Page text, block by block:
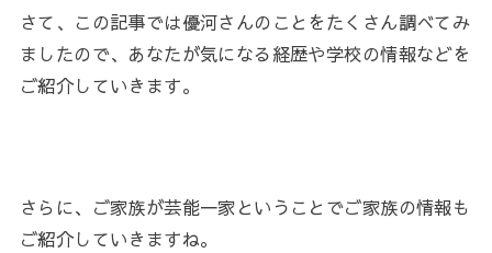
さて、この記事では優河さんのことをたくさん調べてみ
ましたので、あなたが気になる経歴や学校の情報などを
ご紹介していきます。
さらに、ご家族が芸能一家ということでご家族の情報も
ご紹介していきますね。